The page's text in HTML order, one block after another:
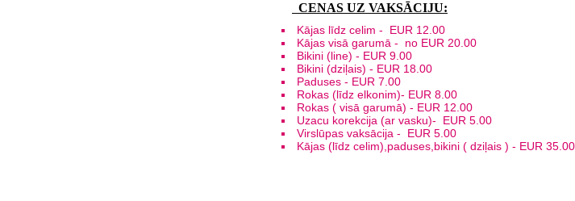
CENAS UZ VAKSĀCIJU:
Kājas līdz celim -
Kājas visā garumā - no EUR 20.00
Bikini (line) - EUR
Bikini (dziļais) - EUR 18.00
Paduses - EUR
Rokas (līdz elkonim)- EUR
Rokas ( visā garumā) - EUR
Uzacu korekcija (ar vasku)- EUR 5.00
Virslūpas vaksācija - EUR
Kājas (līdz celim),paduses,bikini ( dziļais ) -